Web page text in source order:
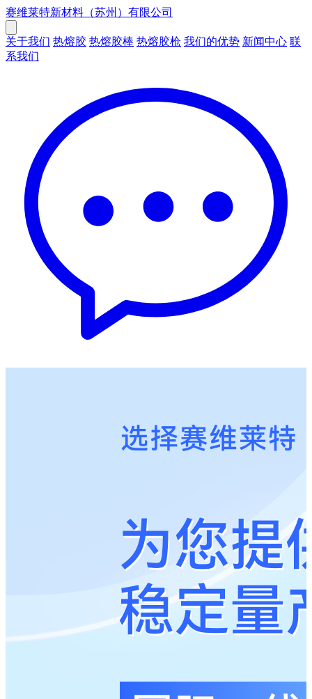
赛维莱特新材料（苏州）有限公司
关于我们 热熔胶 热熔胶棒 热熔胶枪 我们的优势 新闻中心 联
系我们